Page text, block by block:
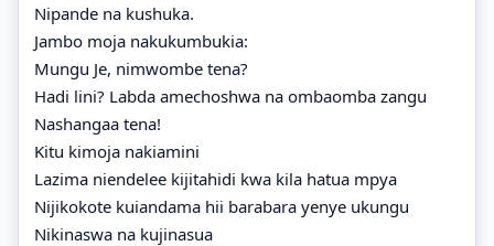
Nipande na kushuka.
Jambo moja nakukumbukia:
Mungu Je, nimwombe tena?
Hadi lini? Labda amechoshwa na ombaomba zangu
Nashangaa tena!
Kitu kimoja nakiamini
Lazima niendelee kijitahidi kwa kila hatua mpya
Nijikokote kuiandama hii barabara yenye ukungu
Nikinaswa na kujinasua